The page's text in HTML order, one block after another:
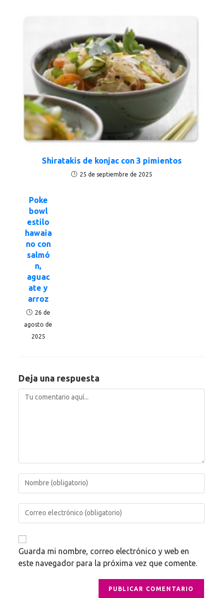
Shiratakis de konjac con 3 pimientos
25 de septiembre de 2025
Poke
bowl
estilo
hawaia
no con
salmó
n,
aguac
ate y
arroz
26 de
agosto de
2025
Deja una respuesta
Guarda mi nombre, correo electrónico y web en
este navegador para la próxima vez que comente.